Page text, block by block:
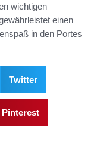
wichtigen
einen
in den Portes
Twitter
Pinterest